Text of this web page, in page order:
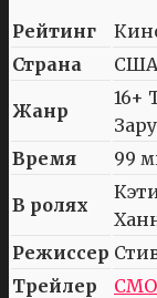
Рейтинг
Страна
Жанр
16+
Время
99
В ролях
Режиссер
Трейлер